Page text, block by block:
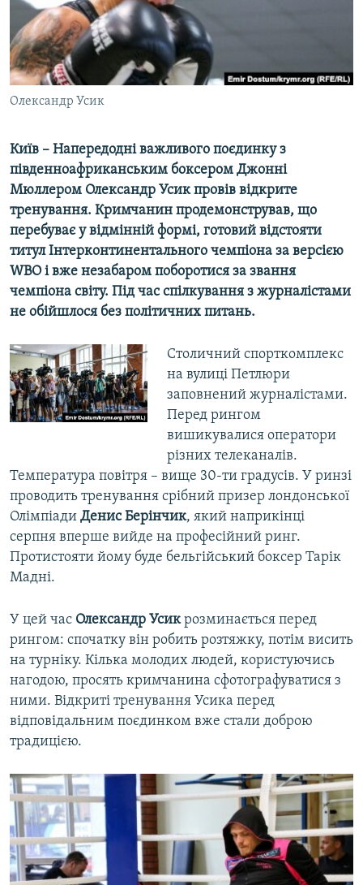
ВІДЕОУРОКИ «ELIFBE»
СВІДЧЕННЯ ОКУПАЦІЇ
УКРАЇНСЬКА ПРОБЛЕМА КРИМУ
ІНФОГРАФІКА
Русский
Qırımtatar
ДОЛУЧАЙСЯ!
Усі сайти RFE/RL
Олександр Усик
Київ – Напередодні важливого поєдинку з
південноафриканським боксером Джонні
Мюллером Олександр Усик провів відкрите
тренування. Кримчанин продемонстрував, що
перебуває у відмінній формі, готовий відстояти
титул Інтерконтинентального чемпіона за версією
WBO і вже незабаром поборотися за звання
чемпіона світу. Під час спілкування з журналістами
не обійшлося без політичних питань.
Столичний спорткомплекс
на вулиці Петлюри
заповнений журналістами.
Перед рингом
вишикувалися оператори
різних телеканалів.
Температура повітря – вище 30-ти градусів. У ринзі
проводить тренування срібний призер лондонської
Олімпіади Денис Берінчик, який наприкінці
серпня вперше вийде на професійний ринг.
Протистояти йому буде бельгійський боксер Тарік
Мадні.
У цей час Олександр Усикрозминається перед
рингом: спочатку він робить розтяжку, потім висить
на турніку. Кілька молодих людей, користуючись
нагодою, просять кримчанина сфотографуватися з
ними. Відкриті тренування Усика перед
відповідальним поєдинком вже стали доброю
традицією.